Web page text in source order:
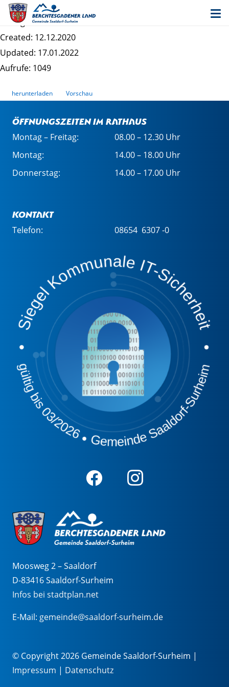
Bebauungsplan "Saaldorf II-1" - Satzung
Dateigrösse: 208.25 KB
Created: 12.12.2020
Updated: 17.01.2022
Aufrufe: 1049
herunterladen Vorschau
Öffnungszeiten im Rathaus
Montag – Freitag:
08.00 – 12.30 Uhr
Montag:
14.00 – 18.00 Uhr
Donnerstag:
14.00 – 17.00 Uhr
Kontakt
Telefon: 08654 6307 -0
Moosweg 2 – Saaldorf
D-83416 Saaldorf-Surheim
Infos bei stadtplan.net
E-Mail: gemeinde@saaldorf-surheim.de
© Copyright 2026 Gemeinde Saaldorf-Surheim |
Impressum | Datenschutz